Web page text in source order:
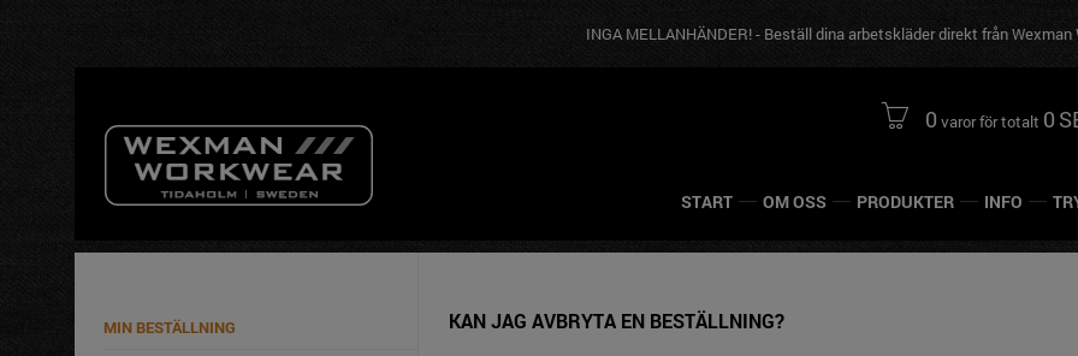
INGA MELLANHÄNDER! - Beställ dina arbetskläder direkt från Wexman
0 varor för totalt 0
START OM OSS PRODUKTER INFO
MIN BESTÄLLNING KAN JAG AVBRYTA EN BESTÄLLNING?